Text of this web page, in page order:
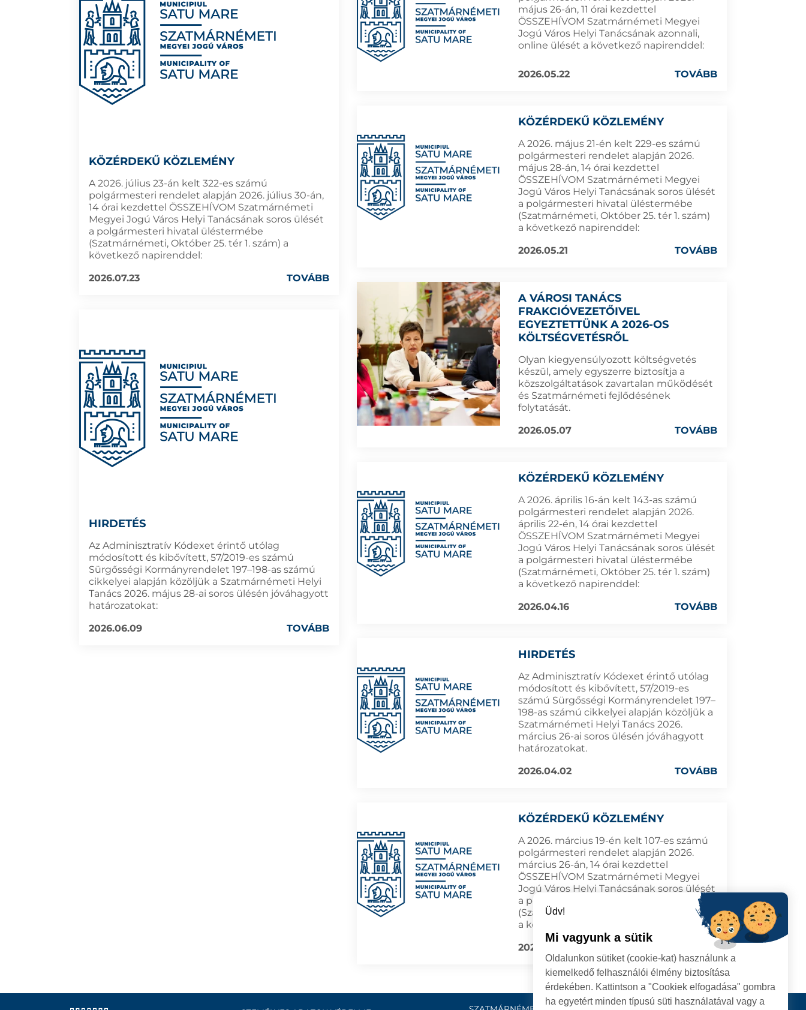
KÖZÉRDEKŰ KÖZLEMÉNY
A 2026. július 23-án kelt 322-es számú
polgármesteri rendelet alapján 2026. július 30-án,
14 órai kezdettel ÖSSZEHÍVOM Szatmárnémeti
Megyei Jogú Város Helyi Tanácsának soros ülését
a polgármesteri hivatal üléstermébe
(Szatmárnémeti, Október 25. tér 1. szám) a
következő napirenddel:
2026.07.23
TOVÁBB
HIRDETÉS
Az Adminisztratív Kódexet érintő utólag
módosított és kibővített, 57/2019-es számú
Sürgősségi Kormányrendelet 197–198-as számú
cikkelyei alapján közöljük a Szatmárnémeti Helyi
Tanács 2026. május 28-ai soros ülésén jóváhagyott
határozatokat:
2026.06.09
TOVÁBB
május 26-án, 11 órai kezdettel
ÖSSZEHÍVOM Szatmárnémeti Megyei
Jogú Város Helyi Tanácsának azonnali,
online ülését a következő napirenddel:
2026.05.22 TOVÁBB
KÖZÉRDEKŰ KÖZLEMÉNY
A 2026. május 21-én kelt 229-es számú
polgármesteri rendelet alapján 2026.
május 28-án, 14 órai kezdettel
ÖSSZEHÍVOM Szatmárnémeti Megyei
Jogú Város Helyi Tanácsának soros ülését
a polgármesteri hivatal üléstermébe
(Szatmárnémeti, Október 25. tér 1. szám)
a következő napirenddel:
2026.05.21
TOVÁBB
A VÁROSI TANÁCS
FRAKCIÓVEZETŐIVEL
EGYEZTETTÜNK A 2026-OS
KÖLTSÉGVETÉSRŐL
Olyan kiegyensúlyozott költségvetés
készül, amely egyszerre biztosítja a
közszolgáltatások zavartalan működését
és Szatmárnémeti fejlődésének
folytatását.
2026.05.07
TOVÁBB
KÖZÉRDEKŰ KÖZLEMÉNY
A 2026. április 16-án kelt 143-as számú
polgármesteri rendelet alapján 2026.
április 22-én, 14 órai kezdettel
ÖSSZEHÍVOM Szatmárnémeti Megyei
Jogú Város Helyi Tanácsának soros ülését
a polgármesteri hivatal üléstermébe
(Szatmárnémeti, Október 25. tér 1. szám)
a következő napirenddel:
2026.04.16
TOVÁBB
HIRDETÉS
Az Adminisztratív Kódexet érintő utólag
módosított és kibővített, 57/2019-es
számú Sürgősségi Kormányrendelet 197–
198-as számú cikkelyei alapján közöljük a
Szatmárnémeti Helyi Tanács 2026.
március 26-ai soros ülésén jóváhagyott
határozatokat.
2026.04.02
TOVÁBB
KÖZÉRDEKŰ KÖZLEMÉNY
A 2026. március 19-én kelt 107-es számú
polgármesteri rendelet alapján 2026.
március 26-án, 14 órai kezdettel
ÖSSZEHÍVOM Szatmárnémeti Megyei
Jogú Város Helyi Tanácsának soros ülését
a polgármesteri hivatal üléstermébe
(Szatmárnémeti, Október 25. tér 1. szám)
a következő napirenddel:
2026.03.19
TOVÁBB
Üdv!
Mi vagyunk a sütik
Oldalunkon sütiket (cookie-kat) használunk a
kiemelkedő felhasználói élmény biztosítása
érdekében. Kattintson a "Cookiek elfogadása" gombra
ha egyetért minden típusú süti használatával vagy a